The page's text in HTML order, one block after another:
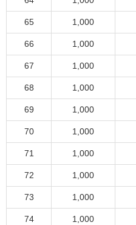
65 1,000
66 1,000
67 1,000
68 1,000
69 1,000
70 1,000
71 1,000
72 1,000
73 1,000
74 1,000